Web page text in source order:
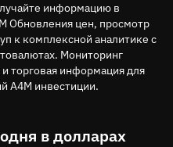
информацию в
Обновления цен, просмотр
к комплексной аналитике с
Мониторинг
торговая информация для
A4M инвестиции.
в долларах